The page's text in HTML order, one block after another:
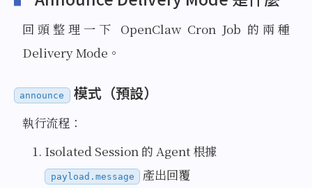
回頭整理一下 OpenClaw Cron Job 的兩種
Delivery Mode。
announce 模式（預設）
執行流程：
Isolated Session 的 Agent 根據
payload.message 產出回覆